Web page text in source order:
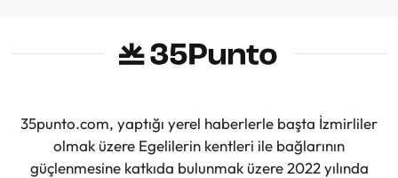
35punto.com, yaptığı yerel haberlerle başta İzmirliler
olmak üzere Egelilerin kentleri ile bağlarının
güçlenmesine katkıda bulunmak üzere 2022 yılında